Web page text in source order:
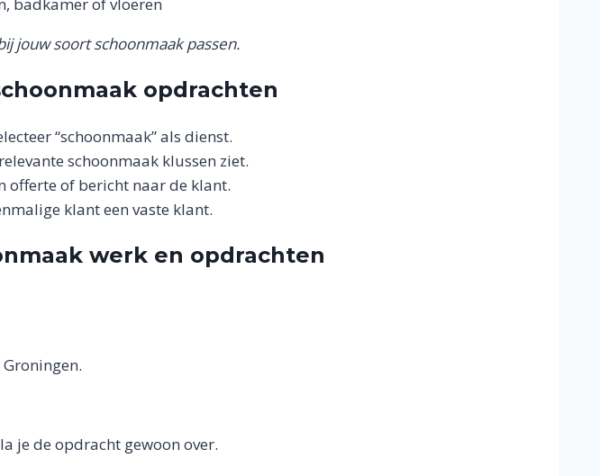
jouw soort schoonmaak passen.
opdrachten
“schoonmaak” als dienst.
schoonmaak klussen ziet.
offerte of bericht naar de klant.
klant een vaste klant.
werk en opdrachten
je de opdracht gewoon over.